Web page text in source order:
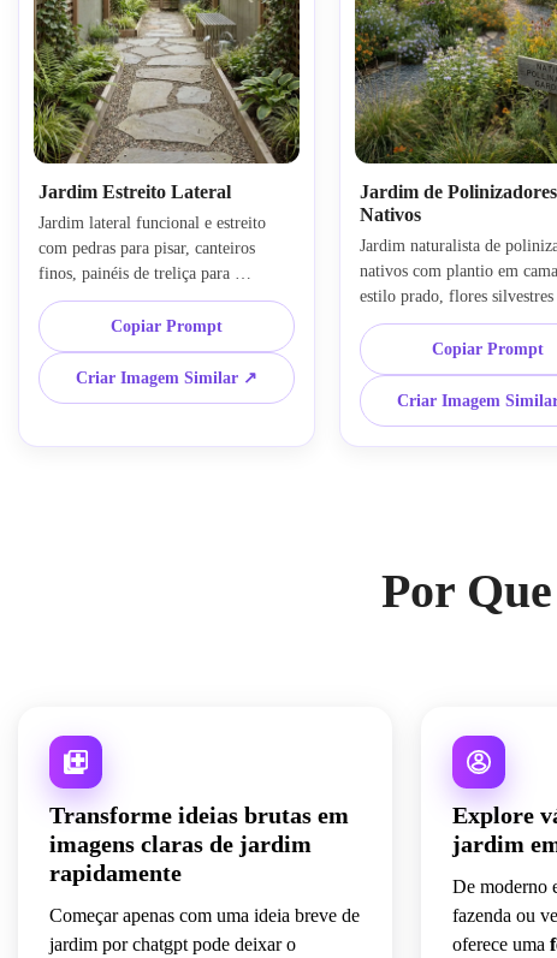
Jardim Estreito Lateral
Jardim lateral funcional e estreito
com pedras para pisar, canteiros
finos, painéis de treliça para
privacidade, vegetação vertical e
caminho definido que facilita o
fluxo. Componha a cena com
perspectiva linear, luz natural suave,
tons refinados de verde e pedra,
contemporâneo prático em qualidade
Copiar Prompt
Criar Imagem Similar ↗
Jardim de Polinizadores
Nativos
Jardim naturalista de
nativos com plantio em
estilo prado, flores silvestres
adaptadas à região, bordas
habitat e caminhos informais.
luz suave, composição
folhagem texturizada, verdes
e cores sazonais das flores,
clima ecológico vibrante,
Copiar Prompt
Criar Imagem
Por
Transforme ideias brutas em
imagens claras de jardim
rapidamente
Começar apenas com uma ideia breve de
jardim por chatgpt pode deixar o
Explore
jardim
De moderno
fazenda ou
oferece uma